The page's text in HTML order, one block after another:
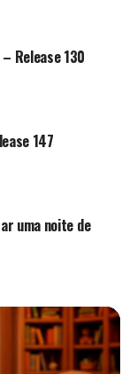
Release 130
147
uma noite de